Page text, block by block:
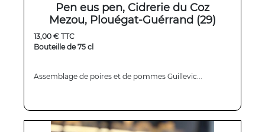
Pen eus pen, Cidrerie du Coz
Mezou, Plouégat-Guérrand (29)
13,00 € TTC
Bouteille de 75 cl
Assemblage de poires et de pommes Guillevic...